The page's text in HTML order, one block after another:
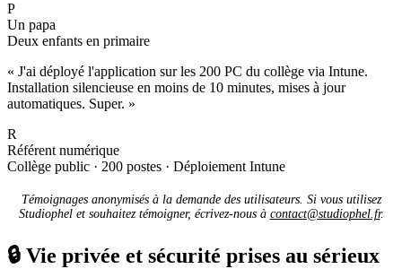
P
Un papa
Deux enfants en primaire
« J'ai déployé l'application sur les 200 PC du collège via Intune.
Installation silencieuse en moins de 10 minutes, mises à jour
automatiques. Super. »
R
Référent numérique
Collège public · 200 postes · Déploiement Intune
Témoignages anonymisés à la demande des utilisateurs. Si vous utilisez
Studiophel et souhaitez témoigner, écrivez-nous à contact@studiophel.fr.
🔒 Vie privée et sécurité prises au sérieux